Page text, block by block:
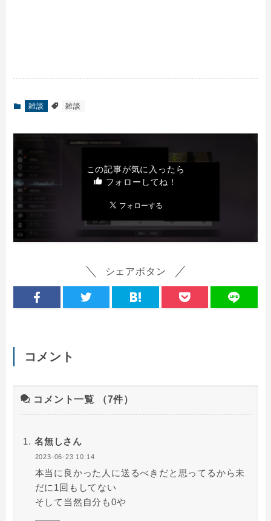
雑談 雑談
この記事が気に入ったら
フォローしてね！
シェアボタン
コメント
コメント一覧 （7件）
名無しさん
2023-06-23 10:14
本当に良かった人に送るべきだと思ってるから未
だに1回もしてない
そして当然自分も0や